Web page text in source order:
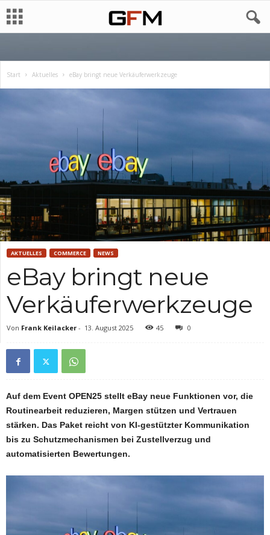
Start Aktuelles eBay bringt neue Verkäuferwerkzeuge
AKTUELLES COMMERCE NEWS
eBay bringt neue
Verkäuferwerkzeuge
Von Frank Keilacker - 13. August 2025 45 0
Auf dem Event OPEN25 stellt eBay neue Funktionen vor, die
Routinearbeit reduzieren, Margen stützen und Vertrauen
stärken. Das Paket reicht von KI-gestützter Kommunikation
bis zu Schutzmechanismen bei Zustellverzug und
automatisierten Bewertungen.